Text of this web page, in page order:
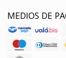
MEDIOS DE